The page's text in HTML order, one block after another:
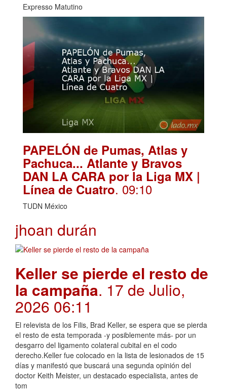
Expresso Matutino
PAPELÓN de Pumas, Atlas y
Pachuca... Atlante y Bravos
DAN LA CARA por la Liga MX |
Línea de Cuatro. 09:10
TUDN México
jhoan durán
Keller se pierde el resto de
la campaña. 17 de Julio,
2026 06:11
El relevista de los Filis, Brad Keller, se espera que se pierda
el resto de esta temporada -y posiblemente más- por un
desgarro del ligamento colateral cubital en el codo
derecho.Keller fue colocado en la lista de lesionados de 15
días y manifestó que buscará una segunda opinión del
doctor Keith Meister, un destacado especialista, antes de
tom